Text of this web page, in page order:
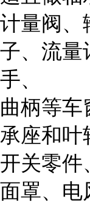
计量阀、
子、流量
手、
曲柄等车
承座和叶
开关零件
面罩、电